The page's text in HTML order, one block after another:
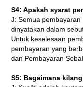
S4: Apakah syarat
J: Semua
dinyatakan dalam
Untuk keselesaan
pembayaran yang
dan Pembayaran
S5: Bagaimana